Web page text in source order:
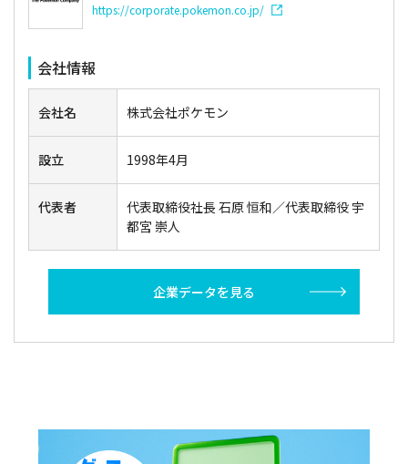
https://corporate.pokemon.co.jp/
会社情報
会社名 株式会社ポケモン
設立 1998年4月
代表者
代表取締役社長 石原 恒和／代表取締役 宇
都宮 崇人
企業データを見る